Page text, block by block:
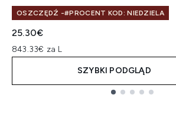
OSZCZĘDŹ -#PROCENT KOD: NIEDZIELA
25.30€
843.33€ za L
SZYBKI PODGLĄD